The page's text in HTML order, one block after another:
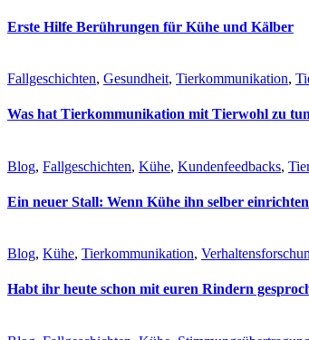
Erste Hilfe Berührungen für Kühe und Kälber
Fallgeschichten, Gesundheit, Tierkommunikation,
Was hat Tierkommunikation mit Tierwohl zu
Blog, Fallgeschichten, Kühe, Kundenfeedbacks,
Ein neuer Stall: Wenn Kühe ihn selber
Blog, Kühe, Tierkommunikation,
Habt ihr heute schon mit euren Rindern